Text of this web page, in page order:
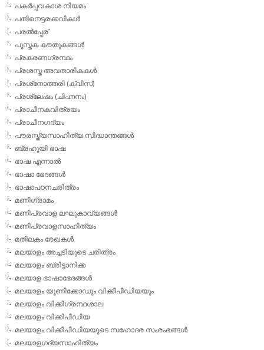
പകര്‍പ്പവകാശ നിയമം
പതിനെട്ടരക്കവികള്‍
പരല്‍പ്പേര്
പുസ്തക കൗതുകങ്ങള്‍
പ്രകരണഗ്രന്ഥം
പ്രശസ്ത അവതാരികകള്‍
പ്രശ്‌നോത്തരി (ക്വിസ്)
പ്രശ്ലേഷം (ചിഹ്നനം)
പ്രാചീനകവിത്രയം
പ്രാചീനഗദ്യം
പൗരസ്ത്യസാഹിത്യ സിദ്ധാന്തങ്ങള്‍
ബ്രഹൂയി ഭാഷ
ഭാഷ എന്നാല്‍
ഭാഷാ ഭേദങ്ങള്‍
ഭാഷാപഠനചരിത്രം
മണിഗ്രാമം
മണിപ്രവാള ലഘുകാവ്യങ്ങള്‍
മണിപ്രവാളസാഹിത്യം
മതിലകം രേഖകള്‍
മലയാളം അച്ചടിയുടെ ചരിത്രം
മലയാളം ബ്രിട്ടാനിക്ക
മലയാള ഭാഷാഭേദങ്ങള്‍
മലയാളം യൂണിക്കോഡും വിക്കീപീഡിയയും
മലയാളം വിക്കിഗ്രന്ഥശാല
മലയാളം വിക്കിപീഡിയ
മലയാളം വിക്കീപീഡിയയുടെ സഹോദര സംരംഭങ്ങള്‍
മലയാളഗദ്യസാഹിത്യം